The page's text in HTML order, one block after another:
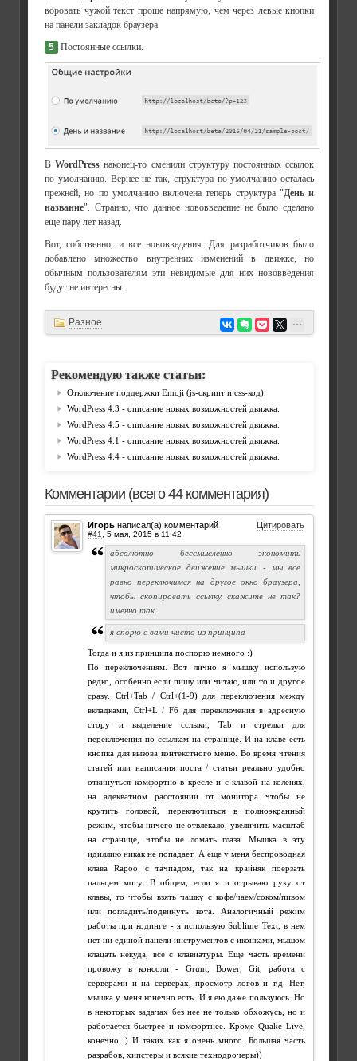
воровать чужой текст проще напрямую, чем через левые кнопки
на панели закладок браузера.
5 Постоянные ссылки.
ВWordPress наконец-то сменили структуру постоянных ссылок
по умолчанию. Вернее не так, структура по умолчанию осталась
прежней, но по умолчанию включена теперь структура "День и
название". Странно, что данное нововведение не было сделано
еще пару лет назад.
Вот, собственно, и все нововведения. Для разработчиков было
добавлено множество внутренних изменений в движке, но
обычным пользователям эти невидимые для них нововведения
будут не интересны.
Разное
Рекомендую также статьи:
Отключение поддержки Emoji (js-скрипт и css-код).
WordPress 4.3 - описание новых возможностей движка.
WordPress 4.5 - описание новых возможностей движка.
WordPress 4.1 - описание новых возможностей движка.
WordPress 4.4 - описание новых возможностей движка.
Комментарии (всего 44 комментария)
Игорь написал(а) комментарий Цитировать
#41
абсолютно бессмысленно экономить
микроскопическое движение мышки - мы все
равно переключимся на другое окно браузера,
чтобы скопировать ссылку. скажите не так?
именно так.
я спорю с вами чисто из принципа
Тогда и я из принципа поспорю немного :)
По переключениям. Вот лично я мышку использую
редко, особенно если пишу или читаю, или то и другое
сразу. Ctrl+Tab / Ctrl+(1-9) для переключения между
вкладками, Ctrl+L / F6 для переключения в адресную
стору и выделение сслыки, Tab и стрелки для
переключения по ссылкам на странице. И на клаве есть
кнопка для вызова контекстного меню. Во время чтения
статей или написания поста / статьи реально удобно
откинуться комфортно в кресле и с клавой на коленях,
на адекватном расстоянии от монитора чтобы не
крутить головой, переключиться в полноэкранный
режим, чтобы ничего не отвлекало, увеличить масштаб
на странице, чтобы не ломать глаза. Мышка в эту
идиллию никак не попадает. А еще у меня беспроводная
клава Rapoo с тачпадом, так на крайняк поерзать
пальцем могу. В общем, если я и отрываю руку от
клавы, то чтобы взять чашку с кофе/чаем/соком/пивом
или погладить/подвинуть кота. Аналогичный режим
работы при кодинге - я использую Sublime Text, в нем
нет ни единой панели инструментов с иконками, мышом
клацать некуда, все с клавиатуры. Еще часть времени
провожу в консоли - Grunt, Bower, Git, работа с
серверами и на серверах, просмотр логов и т.д. Нет,
мышка у меня конечно есть. И я ею даже пользуюсь. Но
в некоторых задачах без нее не только обхожусь, но и
работается быстрее и комфортнее. Кроме Quake Live,
конечно :) И таких как я очень много. Большая часть
разрабов, хипстеры и всякие технодрочеры))